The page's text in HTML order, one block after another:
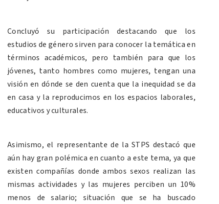
Concluyó su participación destacando que los
estudios de género sirven para conocer la temática en
términos académicos, pero también para que los
jóvenes, tanto hombres como mujeres, tengan una
visión en dónde se den cuenta que la inequidad se da
en casa y la reproducimos en los espacios laborales,
educativos y culturales.
Asimismo, el representante de la STPS destacó que
aún hay gran polémica en cuanto a este tema, ya que
existen compañías donde ambos sexos realizan las
mismas actividades y las mujeres perciben un 10%
menos de salario; situación que se ha buscado